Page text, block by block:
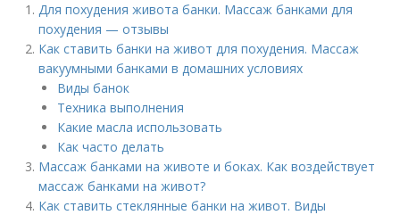
Для похудения живота банки. Массаж банками для
похудения — отзывы
Как ставить банки на живот для похудения. Массаж
вакуумными банками в домашних условиях
Виды банок
Техника выполнения
Какие масла использовать
Как часто делать­
Массаж банками на животе и боках. Как воздействует
массаж банками на живот?
Как ставить стеклянные банки на живот. Виды